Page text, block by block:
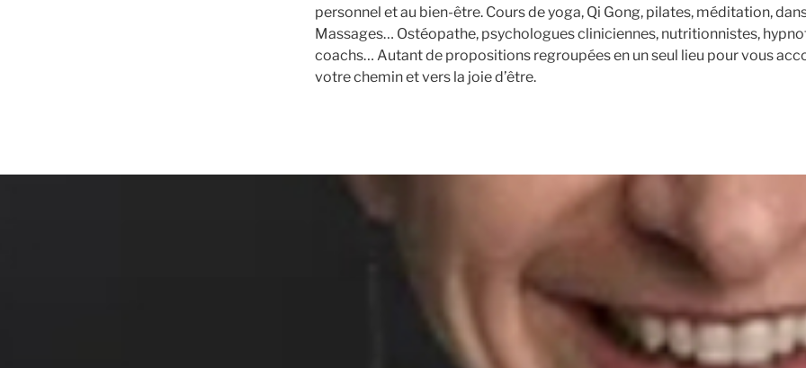
personnel et au bien-être. Cours de yoga, Qi Gong, pilates, méditation,
Massages… Ostéopathe, psychologues cliniciennes, nutritionnistes,
coachs… Autant de propositions regroupées en un seul lieu pour vous
votre chemin et vers la joie d’être.